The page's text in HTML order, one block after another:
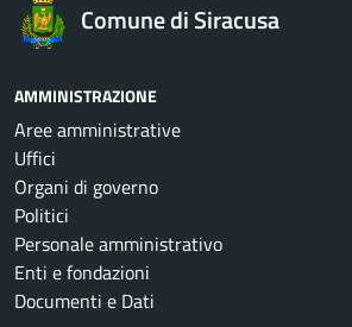
Comune di Siracusa
AMMINISTRAZIONE
Aree amministrative
Uffici
Organi di governo
Politici
Personale amministrativo
Enti e fondazioni
Documenti e Dati